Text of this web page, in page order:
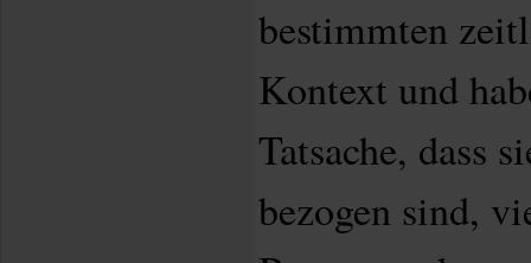
bestimmten
Kontext und
Tatsache, dass
bezogen sind,